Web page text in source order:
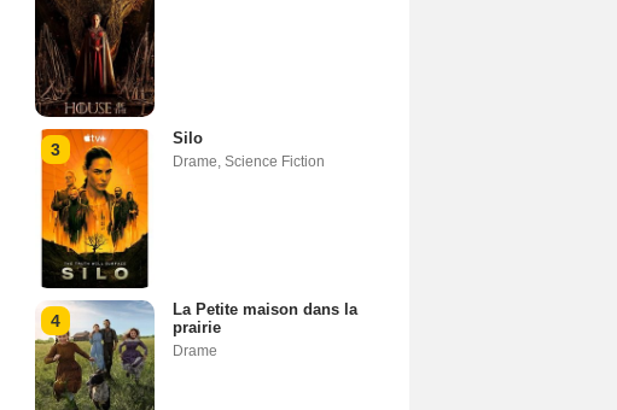
3
Silo
Drame, Science Fiction
4
La Petite maison dans la
prairie
Drame